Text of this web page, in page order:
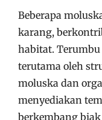
Beberapa
karang,
habitat.
terutama oleh
moluska dan
menyediakan
berkembang